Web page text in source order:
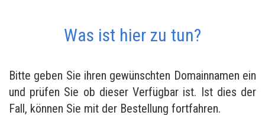
Was ist hier zu tun?
Bitte geben Sie ihren gewünschten Domainnamen ein
und prüfen Sie ob dieser Verfügbar ist. Ist dies der
Fall, können Sie mit der Bestellung fortfahren.